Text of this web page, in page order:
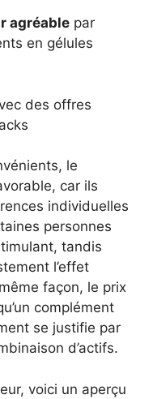
agréable par
en gélules
des offres
le
car ils
individuelles
personnes
tandis
l’effet
façon, le prix
complément
se justifie par
d’actifs.
voici un aperçu